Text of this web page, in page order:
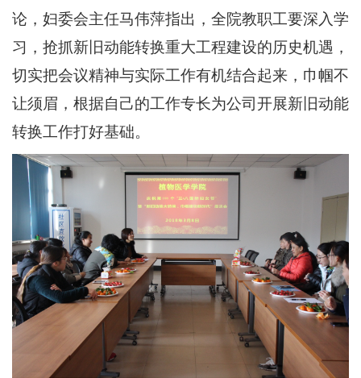
论，妇委会主任马伟萍指出，全院教职工要深入学
习，抢抓新旧动能转换重大工程建设的历史机遇，
切实把会议精神与实际工作有机结合起来，巾帼不
让须眉，根据自己的工作专长为公司开展新旧动能
转换工作打好基础。